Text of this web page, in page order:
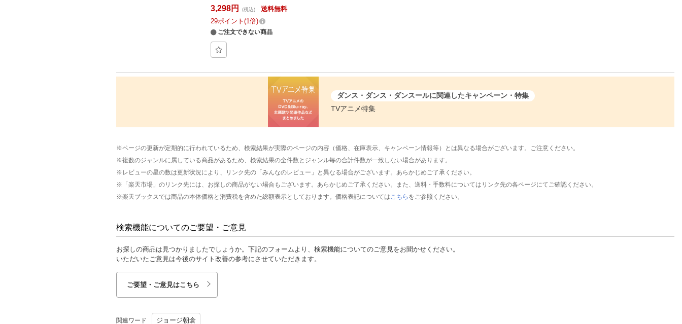
3,298円 (税込)
送料無料
29ポイント 1倍
ご注文できない商品
ダンス・ダンス・ダンスールに関連したキャンペーン・特集
TVアニメ特集
※ページの更新が定期的に行われているため、検索結果が実際のページの内容（価格、在庫表示、キャンペーン情報等）とは異なる場合がございます。ご注意ください。
※複数のジャンルに属している商品があるため、検索結果の全件数とジャンル毎の合計件数が一致しない場合があります。
※レビューの星の数は更新状況により、リンク先の「みんなのレビュー」と異なる場合がございます。あらかじめご了承ください。
※「楽天市場」のリンク先には、お探しの商品がない場合もございます。あらかじめご了承ください。また、送料・手数料についてはリンク先の各ページにてご確認ください。
※楽天ブックスでは商品の本体価格と消費税を含めた総額表示としております。価格表記については こちら をご参照ください。
検索機能についてのご要望・ご意見
お探しの商品は見つかりましたでしょうか。下記のフォームより、検索機能についてのご意見をお聞かせください。
いただいたご意見は今後のサイト改善の参考にさせていただきます。
ご要望・ご意見はこちら
関連ワード ジョージ朝倉